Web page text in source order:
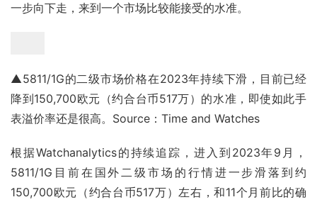
一步向下走，来到一个市场比较能接受的水准。
▲5811/1G的二级市场价格在2023年持续下滑，目前已经
降到150,700欧元（约合台币517万）的水准，即使如此手
表溢价率还是很高。Source：Time and Watches
根据Watchanalytics的持续追踪，进入到2023年9月，
5811/1G目前在国外二级市场的行情进一步滑落到约
150,700欧元（约合台币517万）左右，和11个月前比的确